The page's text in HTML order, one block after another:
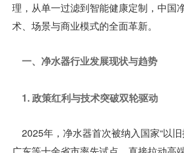
商
内蒙
际会
心
海
都
理，从单一过滤到智能健康定制，中国
术、场景与商业模式的全面革新。
一、净水器行业发展现状与趋势
1. 政策红利与技术突破双轮驱动
2025年，净水器首次被纳入国家“以